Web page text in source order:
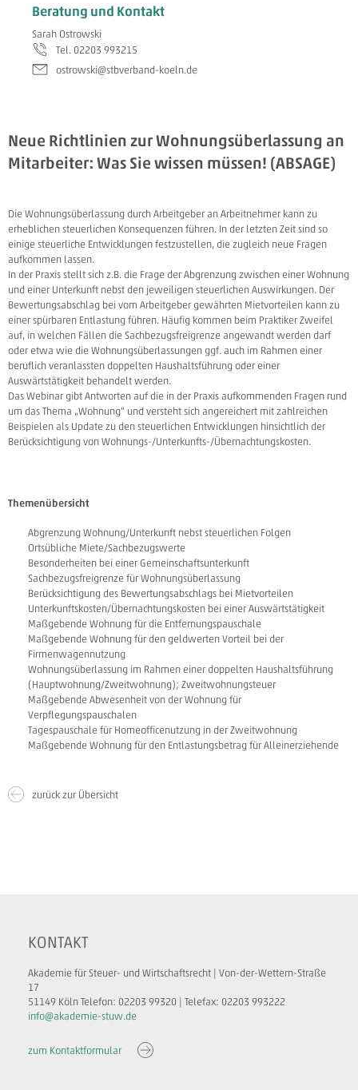
Beratung und Kontakt
Sarah Ostrowski
Tel. 02203 993215
ostrowski@stbverband-koeln.de
Neue Richtlinien zur Wohnungsüberlassung an
Mitarbeiter: Was Sie wissen müssen! (ABSAGE)
Die Wohnungsüberlassung durch Arbeitgeber an Arbeitnehmer kann zu
erheblichen steuerlichen Konsequenzen führen. In der letzten Zeit sind so
einige steuerliche Entwicklungen festzustellen, die zugleich neue Fragen
aufkommen lassen.
In der Praxis stellt sich z.B. die Frage der Abgrenzung zwischen einer Wohnung
und einer Unterkunft nebst den jeweiligen steuerlichen Auswirkungen. Der
Bewertungsabschlag bei vom Arbeitgeber gewährten Mietvorteilen kann zu
einer spürbaren Entlastung führen. Häufig kommen beim Praktiker Zweifel
auf, in welchen Fällen die Sachbezugsfreigrenze angewandt werden darf
oder etwa wie die Wohnungsüberlassungen ggf. auch im Rahmen einer
beruflich veranlassten doppelten Haushaltsführung oder einer
Auswärtstätigkeit behandelt werden.
Das Webinar gibt Antworten auf die in der Praxis aufkommenden Fragen rund
um das Thema „Wohnung“ und versteht sich angereichert mit zahlreichen
Beispielen als Update zu den steuerlichen Entwicklungen hinsichtlich der
Berücksichtigung von Wohnungs-/Unterkunfts-/Übernachtungskosten.
Themenübersicht
Abgrenzung Wohnung/Unterkunft nebst steuerlichen Folgen
Ortsübliche Miete/Sachbezugswerte
Besonderheiten bei einer Gemeinschaftsunterkunft
Sachbezugsfreigrenze für Wohnungsüberlassung
Berücksichtigung des Bewertungsabschlags bei Mietvorteilen
Unterkunftskosten/Übernachtungskosten bei einer Auswärtstätigkeit
Maßgebende Wohnung für die Entfernungspauschale
Maßgebende Wohnung für den geldwerten Vorteil bei der
Firmenwagennutzung
Wohnungsüberlassung im Rahmen einer doppelten Haushaltsführung
(Hauptwohnung/Zweitwohnung); Zweitwohnungsteuer
Maßgebende Abwesenheit von der Wohnung für
Verpflegungspauschalen
Tagespauschale für Homeofficenutzung in der Zweitwohnung
Maßgebende Wohnung für den Entlastungsbetrag für Alleinerziehende
zurück zur Übersicht
KONTAKT
Akademie für Steuer- und Wirtschaftsrecht | Von-der-Wettern-Straße
17
51149 Köln Telefon: 02203 99320 | Telefax: 02203 993222
info@akademie-stuw.de
zum Kontaktformular